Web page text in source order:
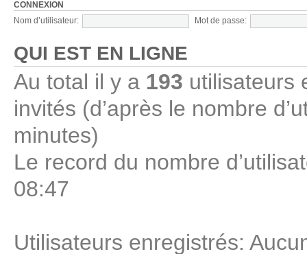
CONNEXION
Nom d’utilisateur: Mot de passe:
QUI EST EN LIGNE
Au total il y a 193 utilisateurs
invités (d’après le nombre
minutes)
Le record du nombre
08:47
Utilisateurs enregistrés: